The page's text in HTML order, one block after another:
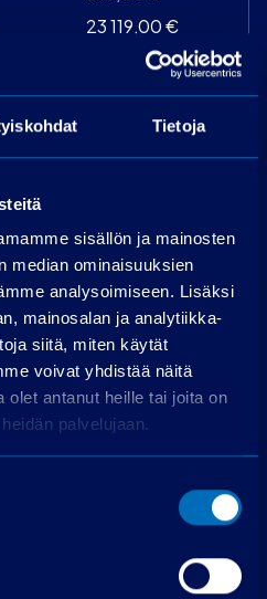
Tietoja
sisällön ja mainosten
median ominaisuuksien
analysoimiseen. Lisäksi
mainosalan ja analytiikka-
siitä, miten käytät
voivat yhdistää näitä
olet antanut heille tai joita on
palvelujaan.
23 119,00 €
19,00 €/kk
3,99 %
72 kpl á 361,60 €
6,6 %